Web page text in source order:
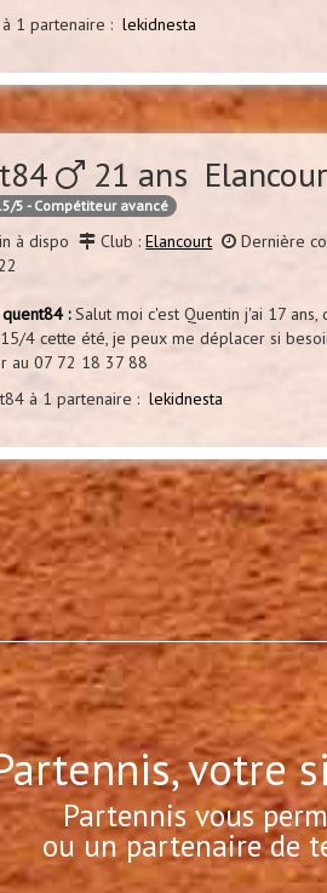
à 1 partenaire :lekidnesta
21 ans
5 - Compétiteur avancé
à dispo Club :Elancourt
Dernière
:Salut moi c'est Quentin j'ai 17 ans,
4 cette été, je peux me déplacer si
au 07 72 18 37 88
à 1 partenaire :lekidnesta
votre
Partennis vous
ou un partenaire de